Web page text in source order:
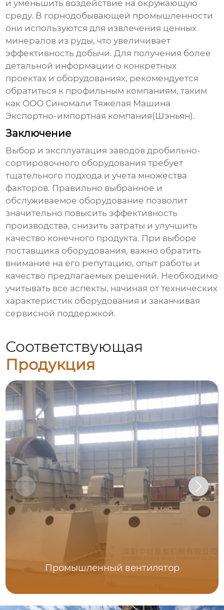
и уменьшить воздействие на окружающую
среду. В горнодобывающей промышленности
они используются для извлечения ценных
минералов из руды, что увеличивает
эффективность добычи. Для получения более
детальной информации о конкретных
проектах и оборудованиях, рекомендуется
обратиться к профильным компаниям, таким
как ООО Синомали Тяжёлая Машина
Экспортно-импортная компания(Шэньян).
Заключение
Выбор и эксплуатациязаводов дробильно-
сортировочного оборудования требует
тщательного подхода и учета множества
факторов. Правильно выбранное и
обслуживаемое оборудование позволит
значительно повысить эффективность
производства, снизить затраты и улучшить
качество конечного продукта. При выборе
поставщика оборудования, важно обратить
внимание на его репутацию, опыт работы и
качество предлагаемых решений. Необходимо
учитывать все аспекты, начиная от технических
характеристик оборудования и заканчивая
сервисной поддержкой.
Соответствующая
Продукция
Промышленный вентилятор